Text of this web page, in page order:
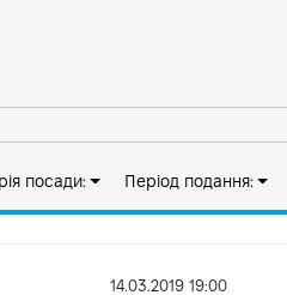
посади: Період подання:
14.03.2019 19:00